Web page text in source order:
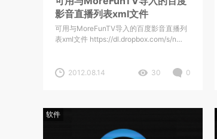
影音直播列表xml文件
可用与MoreFunTV导入的百度影音直播列
表xml文件 https://dl.dropbox.com/s/n…
2012.08.14 30 0
软件